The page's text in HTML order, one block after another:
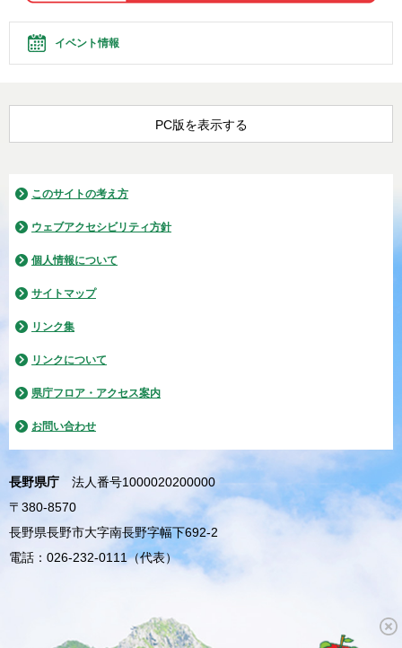
イベント情報
PC版を表示する
このサイトの考え方
ウェブアクセシビリティ方針
個人情報について
サイトマップ
リンク集
リンクについて
県庁フロア・アクセス案内
お問い合わせ
長野県庁
法人番号1000020200000
〒380-8570
長野県長野市大字南長野字幅下692-2
電話：026-232-0111（代表）